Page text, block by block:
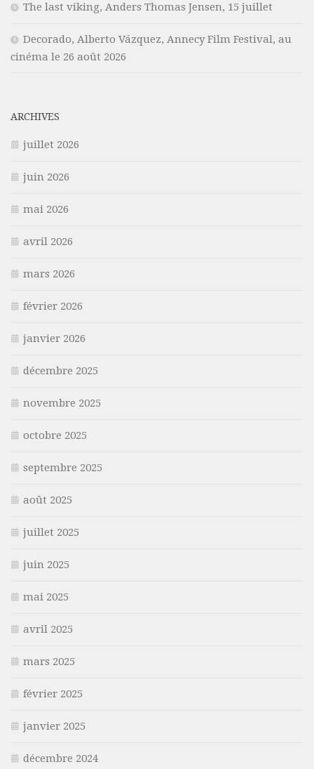
The last viking, Anders Thomas Jensen, 15 juillet
Decorado, Alberto Vázquez, Annecy Film Festival, au
cinéma le 26 août 2026
ARCHIVES
juillet 2026
juin 2026
mai 2026
avril 2026
mars 2026
février 2026
janvier 2026
décembre 2025
novembre 2025
octobre 2025
septembre 2025
août 2025
juillet 2025
juin 2025
mai 2025
avril 2025
mars 2025
février 2025
janvier 2025
décembre 2024